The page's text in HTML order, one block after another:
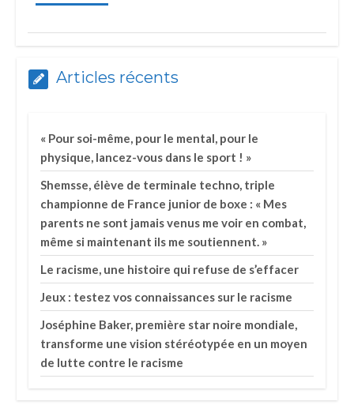
Articles récents
« Pour soi-même, pour le mental, pour le
physique, lancez-vous dans le sport ! »
Shemsse, élève de terminale techno, triple
championne de France junior de boxe : « Mes
parents ne sont jamais venus me voir en combat,
même si maintenant ils me soutiennent. »
Le racisme, une histoire qui refuse de s’effacer
Jeux : testez vos connaissances sur le racisme
Joséphine Baker, première star noire mondiale,
transforme une vision stéréotypée en un moyen
de lutte contre le racisme